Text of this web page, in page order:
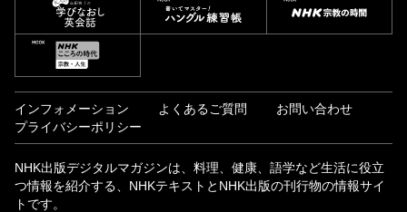
インフォメーション よくあるご質問
お問い合わせ
プライバシーポリシー
NHK出版デジタルマガジンは、料理、健康、語学など生活に役立
つ情報を紹介する、NHKテキストとNHK出版の刊行物の情報サイ
トです。